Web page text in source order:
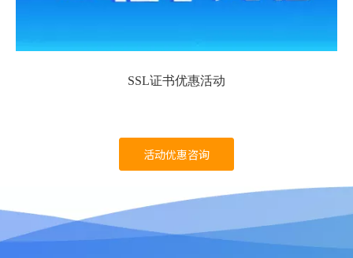
SSL证书优惠活动
活动优惠咨询